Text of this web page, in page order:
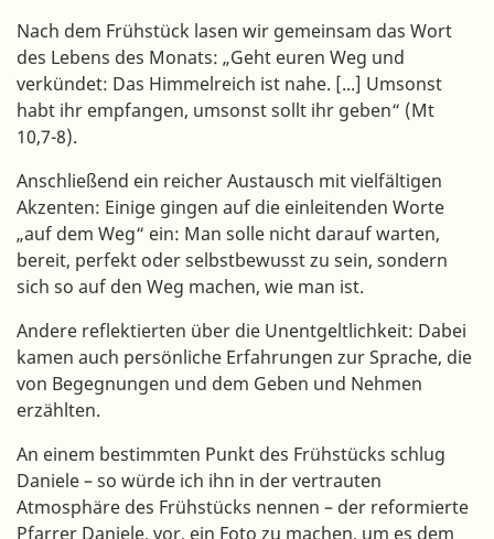
Nach dem Frühstück lasen wir gemeinsam das Wort
des Lebens des Monats: „Geht euren Weg und
verkündet: Das Himmelreich ist nahe. [...] Umsonst
habt ihr empfangen, umsonst sollt ihr geben“ (Mt
10,7-8).
Anschließend ein reicher Austausch mit vielfältigen
Akzenten: Einige gingen auf die einleitenden Worte
„auf dem Weg“ ein: Man solle nicht darauf warten,
bereit, perfekt oder selbstbewusst zu sein, sondern
sich so auf den Weg machen, wie man ist.
Andere reflektierten über die Unentgeltlichkeit: Dabei
kamen auch persönliche Erfahrungen zur Sprache, die
von Begegnungen und dem Geben und Nehmen
erzählten.
An einem bestimmten Punkt des Frühstücks schlug
Daniele – so würde ich ihn in der vertrauten
Atmosphäre des Frühstücks nennen – der reformierte
Pfarrer Daniele, vor, ein Foto zu machen, um es dem